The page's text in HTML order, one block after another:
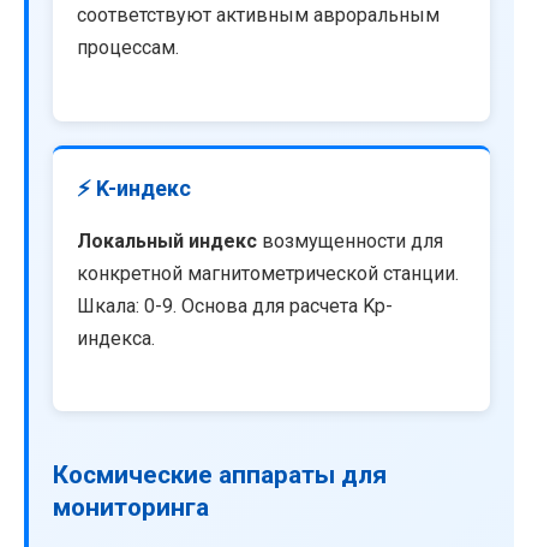
соответствуют активным авроральным
процессам.
⚡ K-индекс
Локальный индекс возмущенности для
конкретной магнитометрической станции.
Шкала: 0-9. Основа для расчета Kp-
индекса.
Космические аппараты для
мониторинга